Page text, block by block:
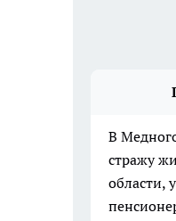
В
стражу
области,